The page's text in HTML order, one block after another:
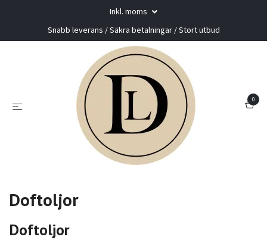
Inkl. moms
Snabb leverans / Säkra betalningar / Stort utbud
0
Doftoljor
Doftoljor